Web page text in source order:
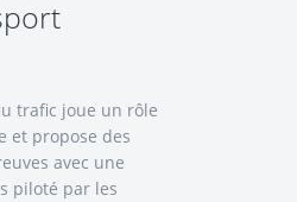
trafic joue un rôle
et propose des
avec une
piloté par les